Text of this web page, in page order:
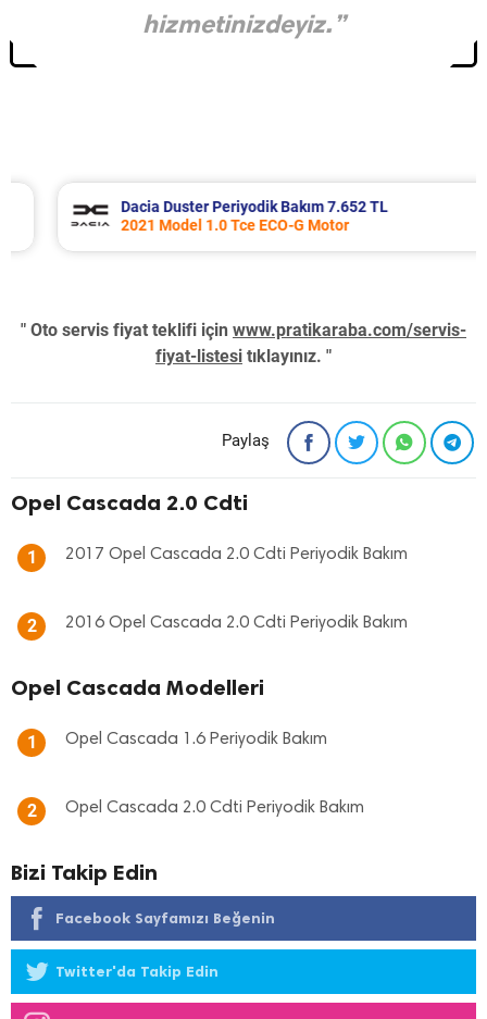
hizmetinizdeyiz.”
Dacia Duster Periyodik Bakım 7.652 TL
2021 Model 1.0 Tce ECO-G Motor
" Oto servis fiyat teklifi için www.pratikaraba.com/servis-
fiyat-listesi tıklayınız. "
Paylaş
Opel Cascada 2.0 Cdti
1 2017 Opel Cascada 2.0 Cdti Periyodik Bakım
2 2016 Opel Cascada 2.0 Cdti Periyodik Bakım
Opel Cascada Modelleri
1 Opel Cascada 1.6 Periyodik Bakım
2 Opel Cascada 2.0 Cdti Periyodik Bakım
Bizi Takip Edin
Facebook Sayfamızı Beğenin
Twitter'da Takip Edin